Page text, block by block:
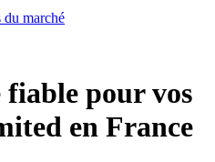
du marché
pour vos
en France